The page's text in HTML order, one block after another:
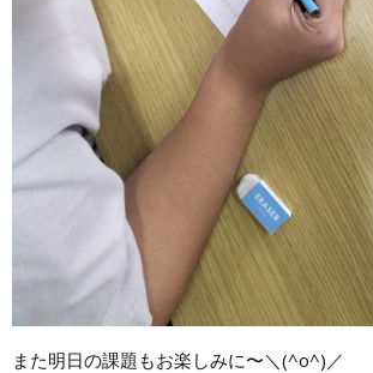
また明日の課題もお楽しみに〜＼(^o^)／